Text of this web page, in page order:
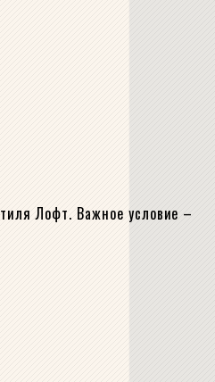
Лофт. Важное условие –